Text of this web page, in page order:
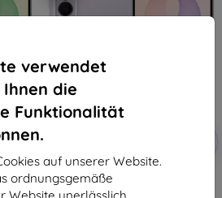
verwendet
Ihnen die
Funktionalität
auf unserer Website.
ordnungsgemäße
Gutschein
Samsung transparente
Schutzhülle Clear Cover für